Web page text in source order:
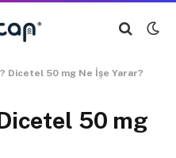
Dicetel 50 mg Ne İşe Yarar?
50 mg